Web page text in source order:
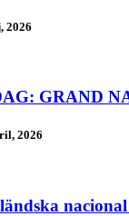
2026
GRAND
2026